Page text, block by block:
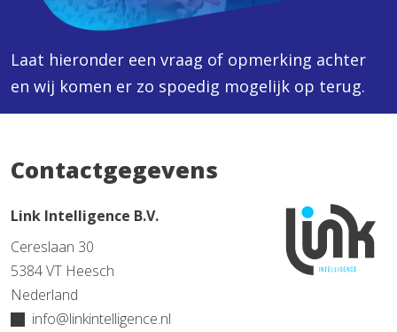
Laat hieronder een vraag of opmerking achter
en wij komen er zo spoedig mogelijk op terug.
Contactgegevens
Link Intelligence B.V.
Cereslaan 30
5384 VT Heesch
Nederland
info@linkintelligence.nl